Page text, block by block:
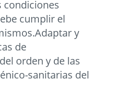
condiciones
cumplir el
y
de
orden y de las
sanitarias del